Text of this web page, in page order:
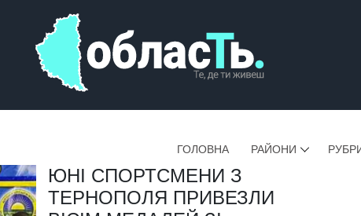
ГОЛОВНА РАЙОНИ
ЮНІ СПОРТСМЕНИ З
ТЕРНОПОЛЯ ПРИВЕЗЛИ